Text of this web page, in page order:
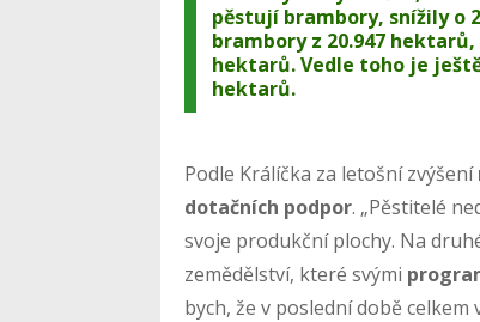
pěstují brambory, snížily o
brambory z 20.947
hektarů. Vedle toho je
hektarů.
Podle Králíčka za letošní zvýšení
dotačních podpor. „Pěstitelé
svoje produkční plochy. Na
zemědělství, které svými
bych, že v poslední době celkem